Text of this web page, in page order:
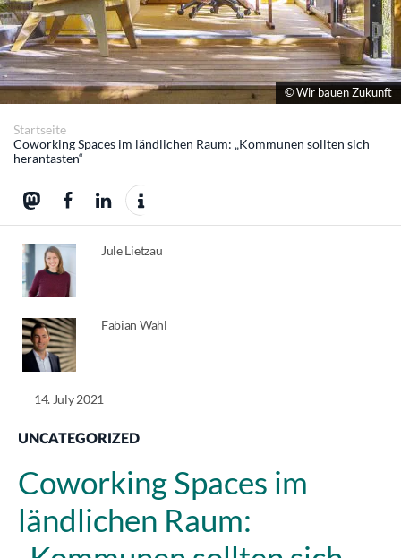
© Wir bauen Zukunft
Startseite
Coworking Spaces im ländlichen Raum: „Kommunen sollten sich
herantasten“
Jule Lietzau
Fabian Wahl
14. July 2021
UNCATEGORIZED
Coworking Spaces im
ländlichen Raum: